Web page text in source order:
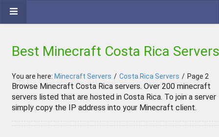
Best Minecraft Costa Rica Servers
You are here: Minecraft Servers / Costa Rica Servers / Page 2
Browse Minecraft Costa Rica servers. Over 200 minecraft
servers listed that are hosted in Costa Rica. To join a server
simply copy the IP address into your Minecraft client.